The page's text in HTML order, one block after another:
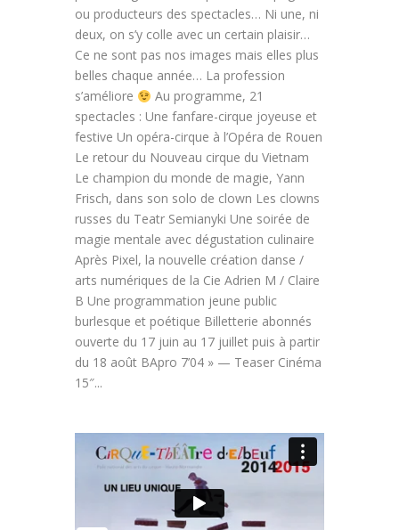
ou producteurs des spectacles… Ni une, ni
deux, on s’y colle avec un certain plaisir…
Ce ne sont pas nos images mais elles plus
belles chaque année… La profession
s’améliore
Au programme, 21
spectacles : Une fanfare-cirque joyeuse et
festive Un opéra-cirque à l’Opéra de Rouen
Le retour du Nouveau cirque du Vietnam
Le champion du monde de magie, Yann
Frisch, dans son solo de clown Les clowns
russes du Teatr Semianyki Une soirée de
magie mentale avec dégustation culinaire
Après Pixel, la nouvelle création danse /
arts numériques de la Cie Adrien M / Claire
B Une programmation jeune public
burlesque et poétique Billetterie abonnés
ouverte du 17 juin au 17 juillet puis à partir
du 18 août BApro 7’04 » — Teaser Cinéma
15″...